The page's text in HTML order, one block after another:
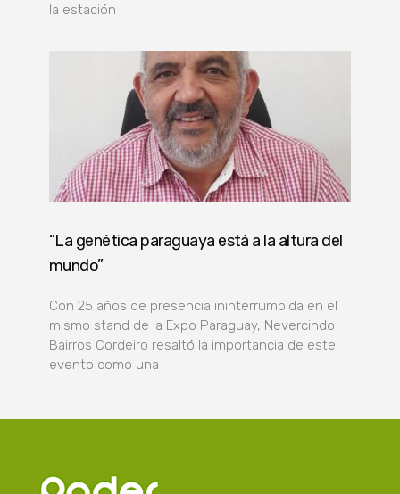
la estación
“La genética paraguaya está a la altura del
mundo”
Con 25 años de presencia ininterrumpida en el
mismo stand de la Expo Paraguay, Nevercindo
Bairros Cordeiro resaltó la importancia de este
evento como una